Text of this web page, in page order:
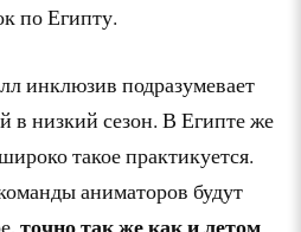
по Египту.
инклюзив подразумевает
в низкий сезон. В Египте же
такое практикуется.
аниматоров будут
точно так же как и летом